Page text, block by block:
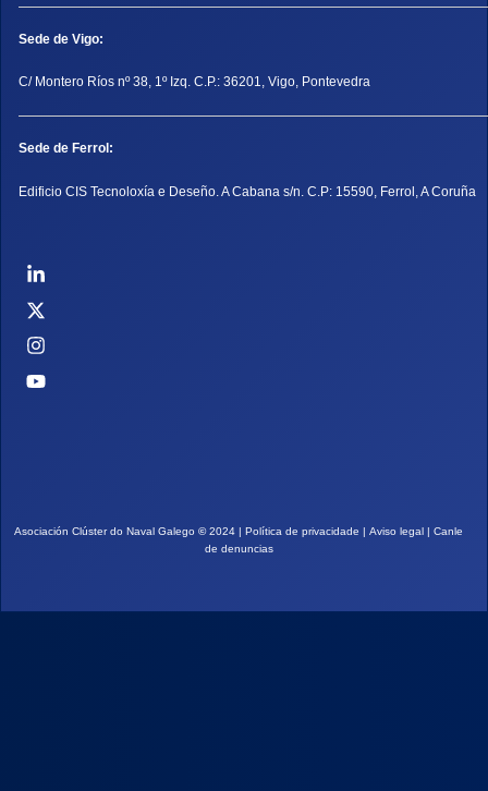
Sede de Vigo:
C/ Montero Ríos nº 38, 1º Izq. C.P.: 36201, Vigo, Pontevedra
Sede de Ferrol:
Edificio CIS Tecnoloxía e Deseño. A Cabana s/n. C.P: 15590, Ferrol, A Coruña
Asociación Clúster do Naval Galego ©2024 | Política de privacidade Aviso legal
Canle
de denuncias